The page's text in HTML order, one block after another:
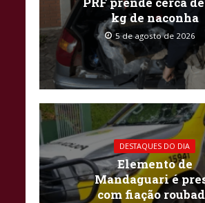
kg de naconha
5 de agosto de 2026
DESTAQUES DO DIA
Elemento de
Mandaguari é
com fiação